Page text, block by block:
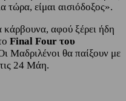
τώρα, είμαι αισιόδοξος».
κάρβουνα, αφού ξέρει ήδη
Final Four του
Μαδριλένοι θα παίξουν με
24 Μάη.